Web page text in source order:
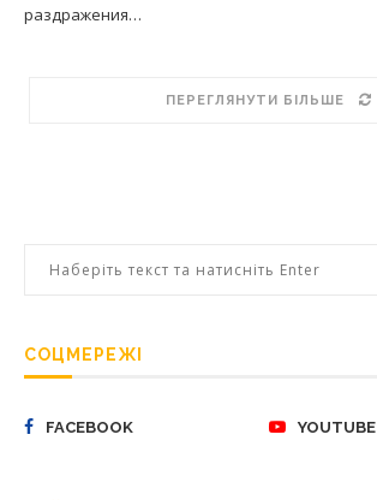
раздражения…
ПЕРЕГЛЯНУТИ БІЛЬШЕ
СОЦМЕРЕЖІ
FACEBOOK YOUTUBE